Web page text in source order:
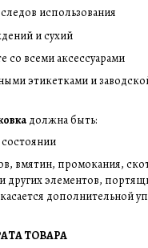
использования
и сухий
со всеми аксессуарами
этикетками и
должна быть:
вмятин, промокания,
других элементов,
дополнительной
ТОВАРА